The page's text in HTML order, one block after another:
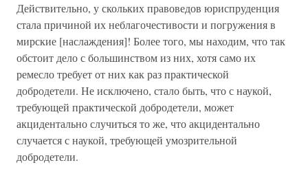
Действительно, у скольких правоведов юриспруденция
стала причиной их неблагочестивости и погружения в
мирские [наслаждения]! Более того, мы находим, что так
обстоит дело с большинством из них, хотя само их
ремесло требует от них как раз практической
добродетели. Не исключено, стало быть, что с наукой,
требующей практической добродетели, может
акцидентально случиться то же, что акцидентально
случается с наукой, требующей умозрительной
добродетели.